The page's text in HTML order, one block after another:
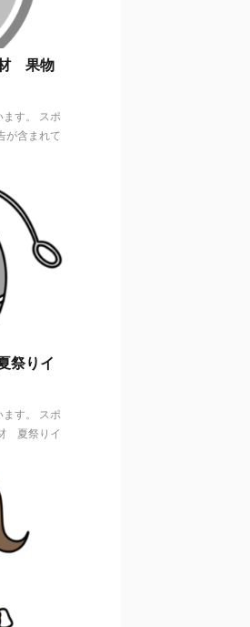
果物
す。 スポ
が含まれて
祭りイ
す。 スポ
夏祭りイ